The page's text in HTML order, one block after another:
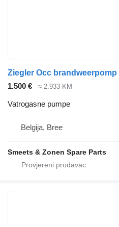
Ziegler Occ brandweerpomp
1.500 €
≈ 2.933 KM
Vatrogasne pumpe
Belgija, Bree
Smeets & Zonen Spare Parts